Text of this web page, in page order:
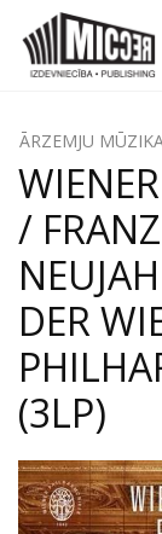
ĀRZEMJU
/
DER
(3LP)